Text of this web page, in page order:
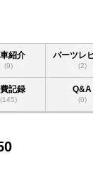
紹介
(9)
パーツレ
(2)
記録
(145)
Q&A
(0)